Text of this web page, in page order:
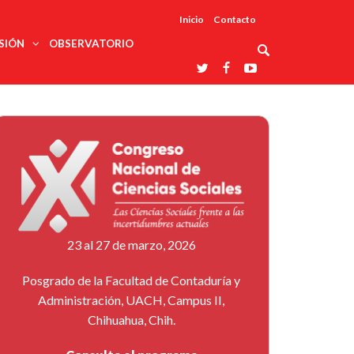
Inicio Contacto
ciencias
profesionales
trabajo
Redes
temáticas
Laboratorios
nacionales
Entidades
afines
Reconoce
La UDUALC
A La
Universidad
De México
En Su 475
Aniversario
OBSERVATORIO
23 al 27 de marzo, 2026
Posgrado de la Facultad de Contaduría y
Administración, UACH, Campus II,
Chihuahua, Chih.